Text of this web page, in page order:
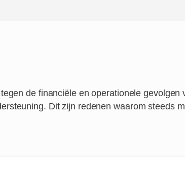
de financiële en operationele gevolgen
Dit zijn redenen waarom steeds